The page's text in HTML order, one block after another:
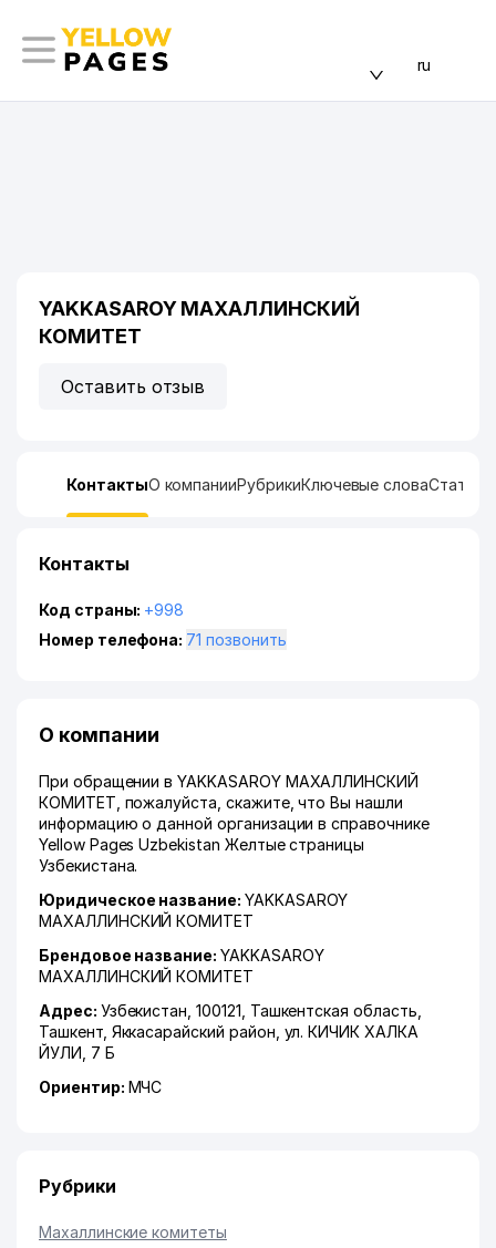
ru
YAKKASAROY МАХАЛЛИНСКИЙ
КОМИТЕТ
Оставить отзыв
КонтактыО компанииРубрикиКлючевые слова
Контакты
Код страны: +998
Номер телефона:
71 позвонить
О компании
При обращении в YAKKASAROY МАХАЛЛИНСКИЙ
КОМИТЕТ, пожалуйста, скажите, что Вы нашли
информацию о данной организации в справочнике
Yellow Pages Uzbekistan Желтые страницы
Узбекистана.
Юридическое название: YAKKASAROY
МАХАЛЛИНСКИЙ КОМИТЕТ
Брендовое название: YAKKASAROY
МАХАЛЛИНСКИЙ КОМИТЕТ
Адрес: Узбекистан, 100121, Ташкентская область
Ташкент, Яккасарайский район ул. КИЧИК ХАЛКА
ЙУЛИ , 7 Б
Ориентир: МЧС
Рубрики
Махаллинские комитеты